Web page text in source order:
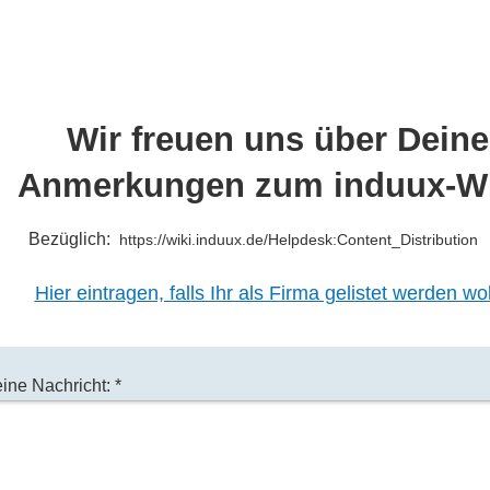
Bezüglich: https://wiki.induux.de/Helpdesk:Content_Distribution
Nachricht: *
Wir freuen uns über Deine
Anmerkungen zum induux-
Hier eintragen, falls Ihr als Firma gelistet werden